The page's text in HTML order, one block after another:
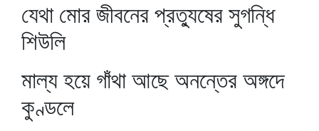
যেথা মোর জীবনের প্রত্যুষের সুগন্ধি
শিউলি
মাল্য হয়ে গাঁথা আছে অনন্তের অঙ্গদে
কুণ্ডলে